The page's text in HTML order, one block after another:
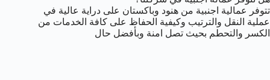
تتوفر عمالية اجنبية من هنود وباكستان على دراية عالية في
عملية النقل والترتيب وكيفية الحفاظ على كافة الخدمات من
الكسر والتحطم بحيث تصل امنة وبأفضل حال